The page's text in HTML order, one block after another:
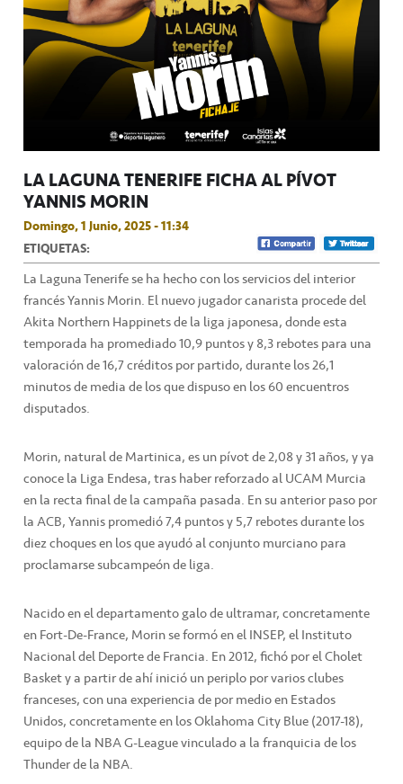
LA LAGUNA TENERIFE FICHA AL PÍVOT
YANNIS MORIN
Domingo, 1 Junio, 2025 - 11:34
ETIQUETAS:
La Laguna Tenerife se ha hecho con los servicios del interior
francés Yannis Morin. El nuevo jugador canarista procede del
Akita Northern Happinets de la liga japonesa, donde esta
temporada ha promediado 10,9 puntos y 8,3 rebotes para una
valoración de 16,7 créditos por partido, durante los 26,1
minutos de media de los que dispuso en los 60 encuentros
disputados.
Morin, natural de Martinica, es un pívot de 2,08 y 31 años, y ya
conoce la Liga Endesa, tras haber reforzado al UCAM Murcia
en la recta final de la campaña pasada. En su anterior paso por
la ACB, Yannis promedió 7,4 puntos y 5,7 rebotes durante los
diez choques en los que ayudó al conjunto murciano para
proclamarse subcampeón de liga.
Nacido en el departamento galo de ultramar, concretamente
en Fort-De-France, Morin se formó en el INSEP, el Instituto
Nacional del Deporte de Francia. En 2012, fichó por el Cholet
Basket y a partir de ahí inició un periplo por varios clubes
franceses, con una experiencia de por medio en Estados
Unidos, concretamente en los Oklahoma City Blue (2017-18),
equipo de la NBA G-League vinculado a la franquicia de los
Thunder de la NBA.